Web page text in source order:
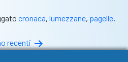
cronaca, lumezzane, pagelle,
recenti